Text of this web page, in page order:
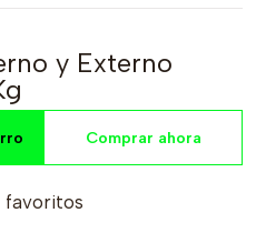
y Externo
Comprar ahora
favoritos